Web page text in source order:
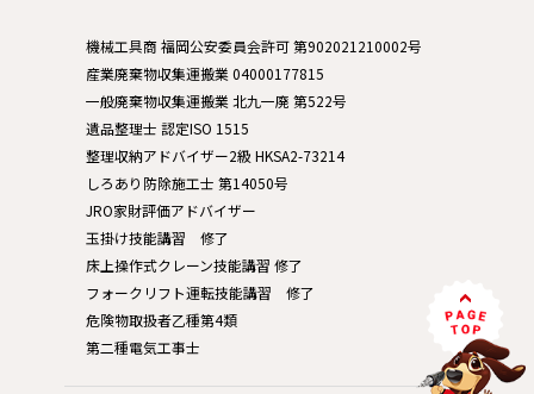
機械工具商 福岡公安委員会許可 第902021210002号
産業廃棄物収集運搬業 04000177815
一般廃棄物収集運搬業 北九一廃 第522号
遺品整理士 認定ISO 1515
整理収納アドバイザー2級 HKSA2-73214
しろあり防除施工士 第14050号
JRO家財評価アドバイザー
玉掛け技能講習 修了
床上操作式クレーン技能講習 修了
フォークリフト運転技能講習 修了
危険物取扱者乙種第4類
第二種電気工事士